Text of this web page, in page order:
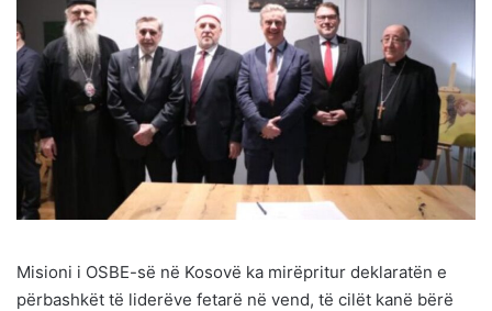
Misioni i OSBE-së në Kosovë ka mirëpritur deklaratën e
përbashkët të liderëve fetarë në vend, të cilët kanë bërë